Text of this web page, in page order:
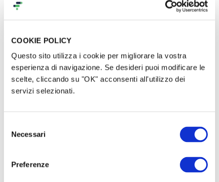
COOKIE POLICY
Questo sito utilizza i cookie per migliorare la vostra
esperienza di navigazione. Se desideri puoi modificare le
scelte, cliccando su "OK" acconsenti all'utilizzo dei
servizi selezionati.
delNecessari
Preferenze
Prima proiezione:
Giugno 2014
Distribuzione:
Prenotare una o più quote non comporta nessun
esborso immediato di denaro. Verserete la somma
raggiungimento della cifra totale richiesta.